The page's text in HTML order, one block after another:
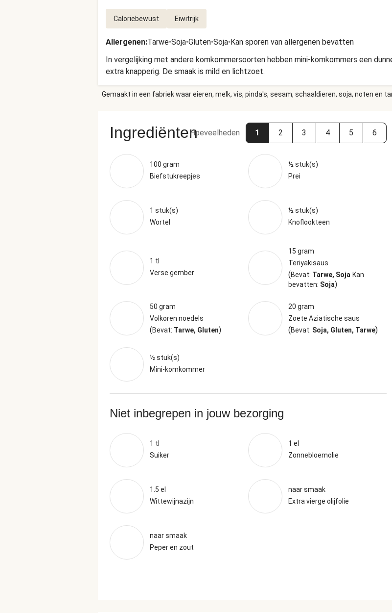
Caloriebewust Eiwitrijk
Allergenen:Tarwe•Soja•Gluten•Soja•Kan sporen van allergenen bevatten
In vergelijking met andere komkommersoorten hebben mini-komkommers een
extra knapperig. De smaak is mild en lichtzoet.
Gemaakt in een fabriek waar eieren, melk, vis, pinda's, sesam, schaaldieren, soja, noten en
IngrediëntenHoeveelheden 1 2 3 4 5 6
100 gram
Biefstukreepjes
½ stuk(s)
Prei
1 stuk(s)
Wortel
½ stuk(s)
Knoflookteen
1 tl
Verse gember
15 gram
Teriyakisaus
(Bevat: Tarwe, Soja Kan
bevatten: Soja)
50 gram
Volkoren noedels
(Bevat: Tarwe, Gluten)
20 gram
Zoete Aziatische saus
(Bevat: Soja, Gluten, Tarwe)
½ stuk(s)
Mini-komkommer
Niet inbegrepen in jouw bezorging
1 tl
Suiker
1 el
Zonnebloemolie
1.5 el
Wittewijnazijn
naar smaak
Extra vierge olijfolie
naar smaak
Peper en zout